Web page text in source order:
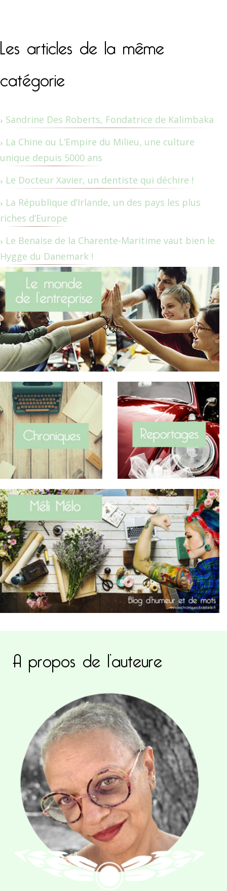
Les articles de la même
catégorie
Sandrine Des Roberts, Fondatrice de Kalimbaka
La Chine ou L’Empire du Milieu, une culture
unique depuis 5000 ans
Le Docteur Xavier, un dentiste qui déchire !
La République d’Irlande, un des pays les plus
riches d’Europe
Le Benaise de la Charente-Maritime vaut bien le
Hygge du Danemark !
A propos de l’auteure